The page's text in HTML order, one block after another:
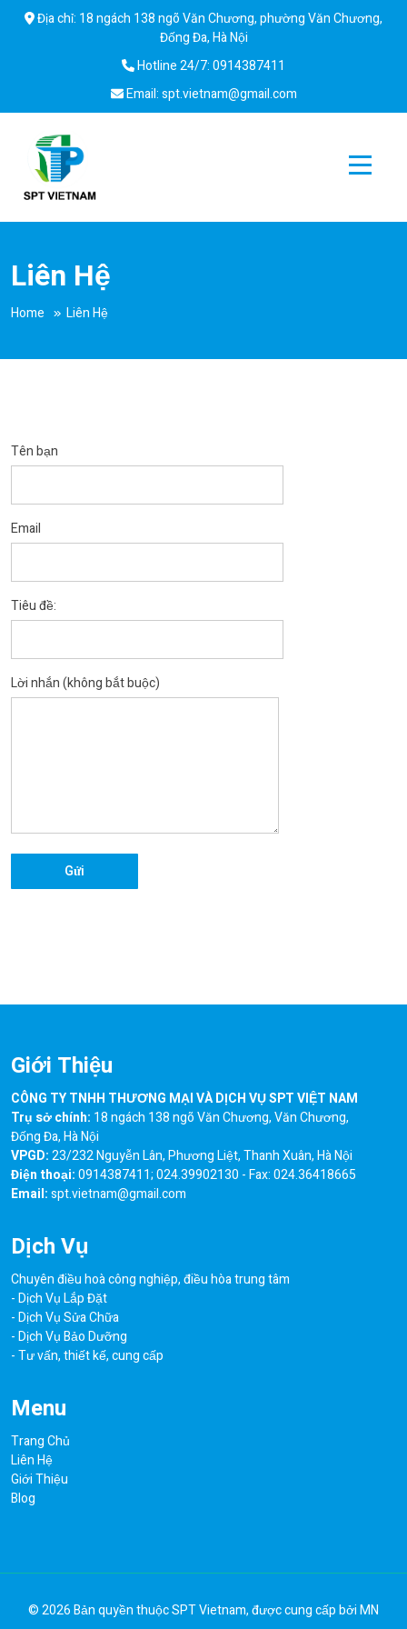
Địa chỉ: 18 ngách 138 ngõ Văn Chương, phường Văn Chương,
Đống Đa, Hà Nội
Hotline 24/7: 0914387411
Email: spt.vietnam@gmail.com
SPT
Vietnam
Liên Hệ
Home Liên Hệ
Tên bạn
Email
Tiêu đề:
Lời nhắn (không bắt buộc)
Giới Thiệu
CÔNG TY TNHH THƯƠNG MẠI VÀ DỊCH VỤ SPT VIỆT NAM
Trụ sở chính: 18 ngách 138 ngõ Văn Chương, Văn Chương,
Đống Đa, Hà Nội
VPGD:23/232 Nguyễn Lân, Phương Liệt, Thanh Xuân, Hà Nội
Điện thoại:0914387411; 024.39902130 - Fax: 024.36418665
Email:spt.vietnam@gmail.com
Dịch Vụ
Chuyên điều hoà công nghiệp, điều hòa trung tâm
- Dịch Vụ Lắp Đặt
- Dịch Vụ Sửa Chữa
- Dịch Vụ Bảo Dưỡng
- Tư vấn, thiết kế, cung cấp
Menu
Trang Chủ
Liên Hệ
Giới Thiệu
Blog
© 2026 Bản quyền thuộcSPT Vietnam, được cung cấp bởiMN